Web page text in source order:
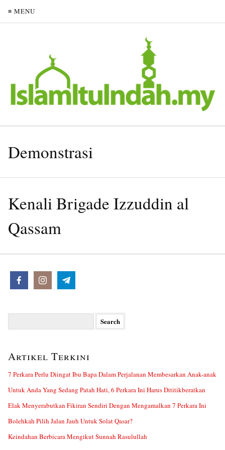
≡ MENU
Demonstrasi
Kenali Brigade Izzuddin al
Qassam
Artikel Terkini
7 Perkara Perlu Diingat Ibu Bapa Dalam Perjalanan Membesarkan Anak-anak
Untuk Anda Yang Sedang Patah Hati, 6 Perkara Ini Harus Dititikberatkan
Elak Menyerabutkan Fikiran Sendiri Dengan Mengamalkan 7 Perkara Ini
Bolehkah Pilih Jalan Jauh Untuk Solat Qasar?
Keindahan Berbicara Mengikut Sunnah Rasulullah